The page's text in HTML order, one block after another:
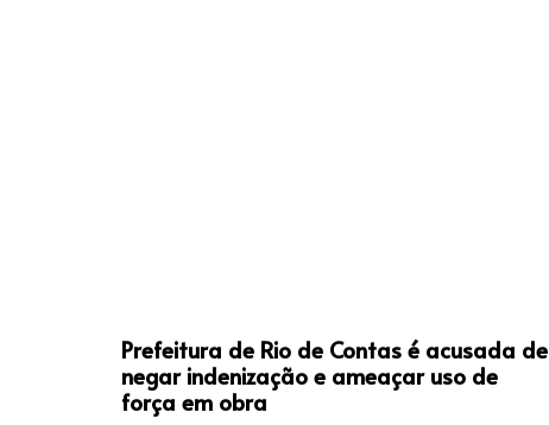
Prefeitura de Rio de Contas é acusada de
negar indenização e ameaçar uso de
força em obra